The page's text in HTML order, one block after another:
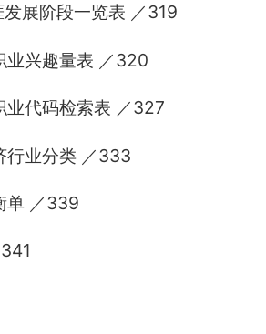
展阶段一览表 ／319
兴趣量表 ／320
代码检索表 ／327
业分类 ／333
／339